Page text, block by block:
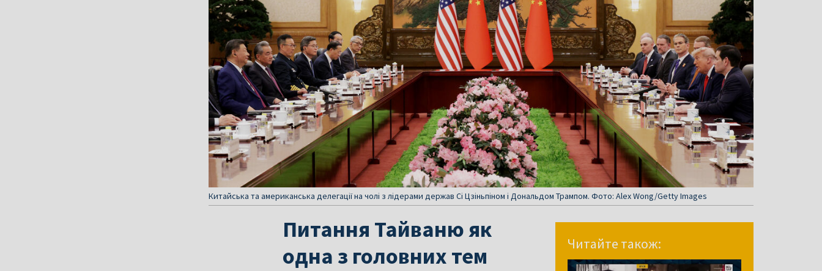
Китайська та американська делегації на чолі з лідерами держав Сі Цзіньпіном і Дональдом Трампом. Фото: Alex Wong/Getty Images
Читайте також:
Питання Тайваню як
одна з головних тем